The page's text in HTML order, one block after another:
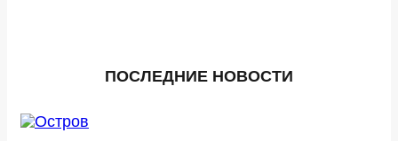
ПОСЛЕДНИЕ НОВОСТИ